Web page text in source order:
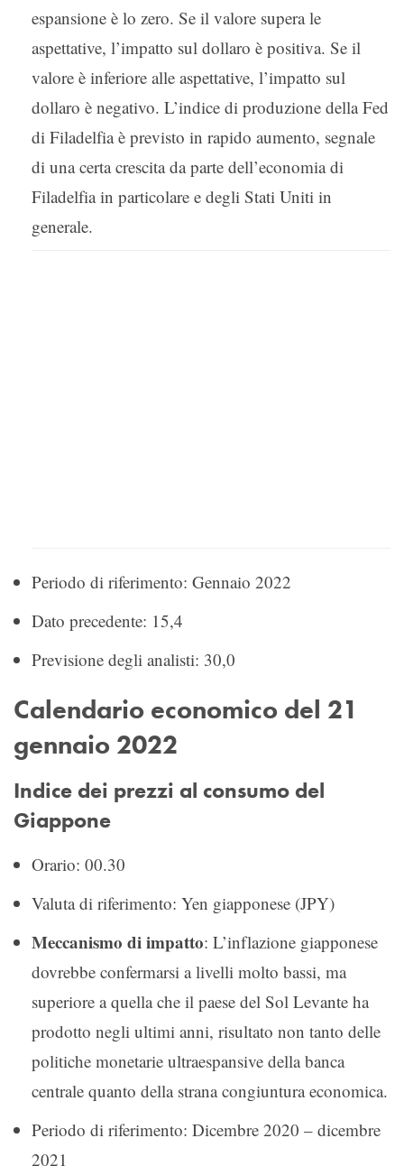
espansione è lo zero. Se il valore supera le
aspettative, l’impatto sul dollaro è positiva. Se il
valore è inferiore alle aspettative, l’impatto sul
dollaro è negativo. L’indice di produzione della Fed
di Filadelfia è previsto in rapido aumento, segnale
di una certa crescita da parte dell’economia di
Filadelfia in particolare e degli Stati Uniti in
generale.
Periodo di riferimento: Gennaio 2022
Dato precedente: 15,4
Previsione degli analisti: 30,0
Calendario economico del 21
gennaio 2022
Indice dei prezzi al consumo del
Giappone
Orario: 00.30
Valuta di riferimento: Yen giapponese (JPY)
Meccanismo di impatto: L’inflazione giapponese
dovrebbe confermarsi a livelli molto bassi, ma
superiore a quella che il paese del Sol Levante ha
prodotto negli ultimi anni, risultato non tanto delle
politiche monetarie ultraespansive della banca
centrale quanto della strana congiuntura economica.
Periodo di riferimento: Dicembre 2020 – dicembre
2021